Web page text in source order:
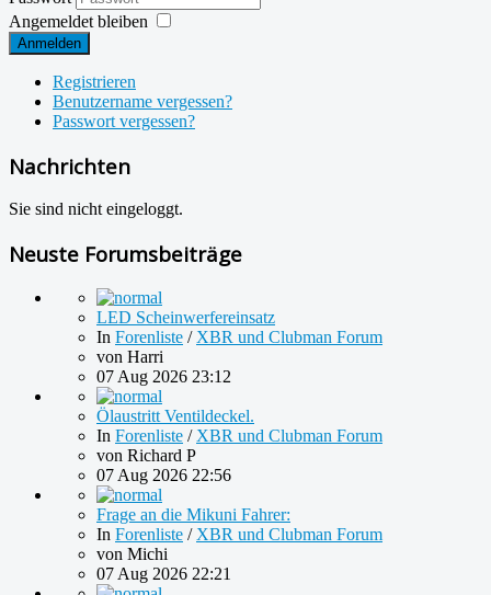
Angemeldet bleiben
Anmelden
Registrieren
Benutzername vergessen?
Passwort vergessen?
Nachrichten
Sie sind nicht eingeloggt.
Neuste Forumsbeiträge
LED Scheinwerfereinsatz
In Forenliste / XBR und Clubman Forum
von Harri
07 Aug 2026 23:12
Ölaustritt Ventildeckel.
In Forenliste / XBR und Clubman Forum
von Richard P
07 Aug 2026 22:56
Frage an die Mikuni Fahrer:
In Forenliste / XBR und Clubman Forum
von Michi
07 Aug 2026 22:21